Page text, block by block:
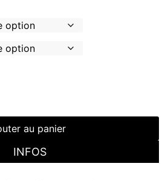
au panier
INFOS